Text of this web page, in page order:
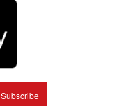
Subscribe